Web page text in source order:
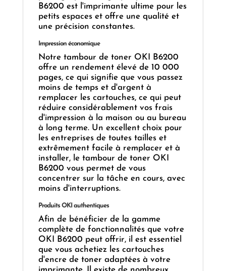
B6200 est l'imprimante ultime pour les
petits espaces et offre une qualité et
une précision constantes.
Impression économique
Notre tambour de toner OKI B6200
offre un rendement élevé de 10 000
pages, ce qui signifie que vous passez
moins de temps et d'argent à
remplacer les cartouches, ce qui peut
réduire considérablement vos frais
d'impression à la maison ou au bureau
à long terme. Un excellent choix pour
les entreprises de toutes tailles et
extrêmement facile à remplacer et à
installer, le tambour de toner OKI
B6200 vous permet de vous
concentrer sur la tâche en cours, avec
moins d'interruptions.
Produits OKI authentiques
Afin de bénéficier de la gamme
complète de fonctionnalités que votre
OKI B6200 peut offrir, il est essentiel
que vous achetiez les cartouches
d'encre de toner adaptées à votre